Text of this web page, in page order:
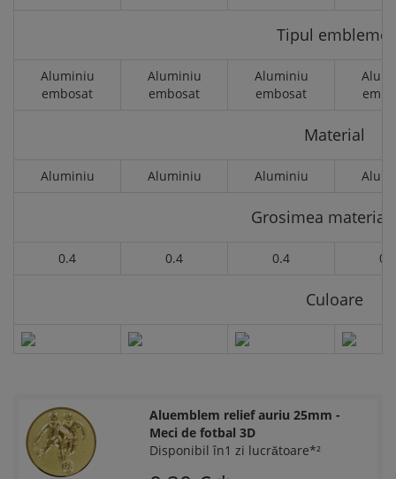
Tipul emblemei
Aluminiu
embosat
Aluminiu
embosat
Aluminiu
embosat
Material
Aluminiu Aluminiu Aluminiu
Grosimea
0.4 0.4 0.4 0.4
Culoare
Aluemblem relief auriu 25mm -
Meci de fotbal 3D
Disponibil în1 zi lucrătoare*²